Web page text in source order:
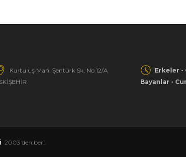
Kurtuluş Mah. Şentürk Sk. No:12/A
Erkeler -
Bayanlar -
2003'den beri.